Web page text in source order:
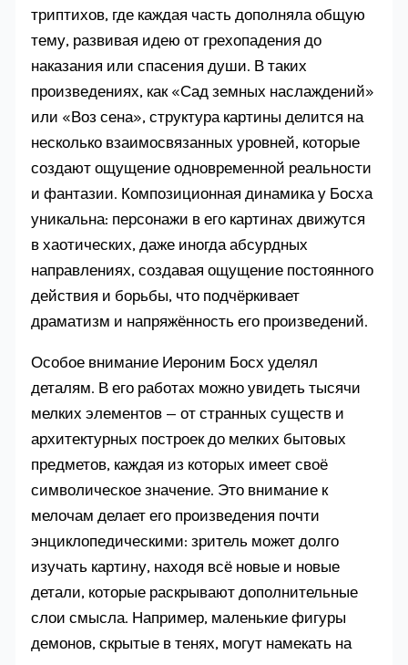
триптихов, где каждая часть дополняла общую
тему, развивая идею от грехопадения до
наказания или спасения души. В таких
произведениях, как «Сад земных наслаждений»
или «Воз сена», структура картины делится на
несколько взаимосвязанных уровней, которые
создают ощущение одновременной реальности
и фантазии. Композиционная динамика у Босха
уникальна: персонажи в его картинах движутся
в хаотических, даже иногда абсурдных
направлениях, создавая ощущение постоянного
действия и борьбы, что подчёркивает
драматизм и напряжённость его произведений.
Особое внимание Иероним Босх уделял
деталям. В его работах можно увидеть тысячи
мелких элементов — от странных существ и
архитектурных построек до мелких бытовых
предметов, каждая из которых имеет своё
символическое значение. Это внимание к
мелочам делает его произведения почти
энциклопедическими: зритель может долго
изучать картину, находя всё новые и новые
детали, которые раскрывают дополнительные
слои смысла. Например, маленькие фигуры
демонов, скрытые в тенях, могут намекать на